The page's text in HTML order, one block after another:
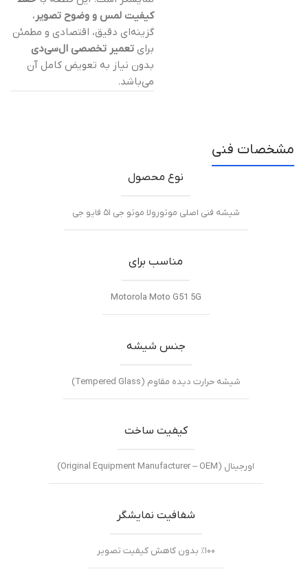
کیفیت لمس و وضوح تصویر ،
گزینه‌ای دقیق، اقتصادی و مطمئن
برای تعمیر تخصصی ال‌سی‌دی
بدون نیاز به تعویض کامل آن
می‌باشد.
مشخصات فنی
نوع محصول
شیشه فنی اصلی موتورولا موتو جی ۵۱ فایو جی
مناسب برای
Motorola Moto G51 5G
جنس شیشه
شیشه حرارت دیده مقاوم (Tempered Glass)
کیفیت ساخت
اورجینال (Original Equipment Manufacturer – OEM)
شفافیت نمایشگر
٪۱۰۰ بدون کاهش کیفیت تصویر